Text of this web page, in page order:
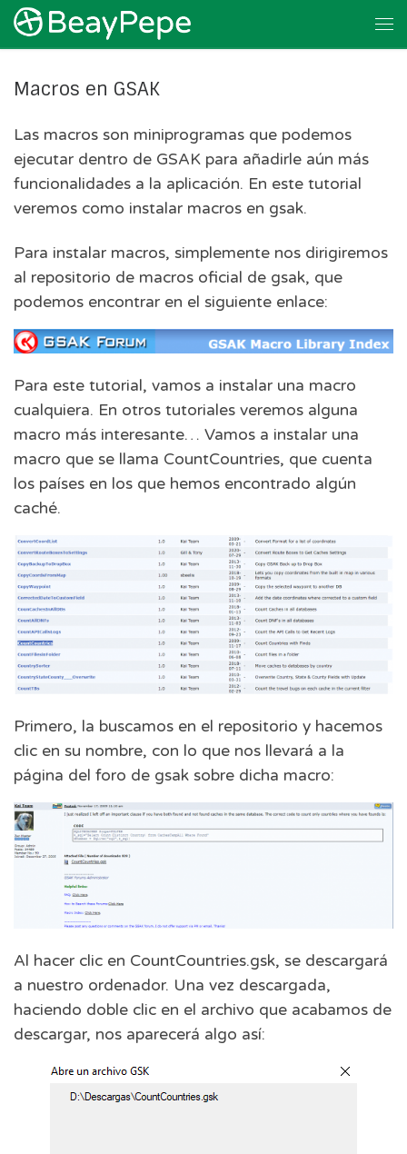
Skip to content
Macros en GSAK
Las macros son miniprogramas que podemos
ejecutar dentro de GSAK para añadirle aún más
funcionalidades a la aplicación. En este tutorial
veremos como instalar macros en gsak.
Para instalar macros, simplemente nos dirigiremos
al repositorio de macros oficial de gsak, que
podemos encontrar en el siguiente enlace:
Para este tutorial, vamos a instalar una macro
cualquiera. En otros tutoriales veremos alguna
macro más interesante… Vamos a instalar una
macro que se llama CountCountries, que cuenta
los países en los que hemos encontrado algún
caché.
Primero, la buscamos en el repositorio y hacemos
clic en su nombre, con lo que nos llevará a la
página del foro de gsak sobre dicha macro:
Al hacer clic en CountCountries.gsk, se descargará
a nuestro ordenador. Una vez descargada,
haciendo doble clic en el archivo que acabamos de
descargar, nos aparecerá algo así: